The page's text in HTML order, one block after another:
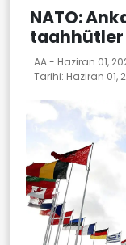
NATO:
taahhütler
AA - Haziran 01,
Tarihi: Haziran 01,